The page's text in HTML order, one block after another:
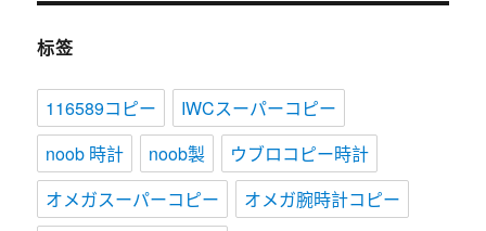
标签
116589コピー
IWCスーパーコピー
noob 時計
noob製
ウブロコピー時計
オメガスーパーコピー
オメガ腕時計コピー